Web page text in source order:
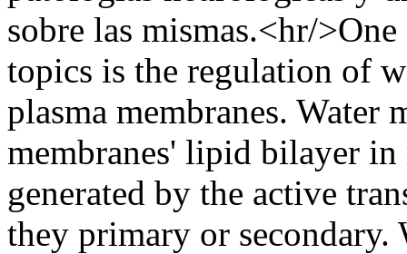
sobre las mismas.<hr/
topics is the regulation of
plasma membranes. Water
membranes' lipid bilayer in
generated by the active
they primary or